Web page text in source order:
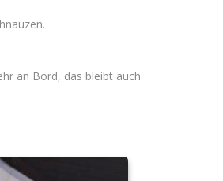
an Bord, das bleibt auch